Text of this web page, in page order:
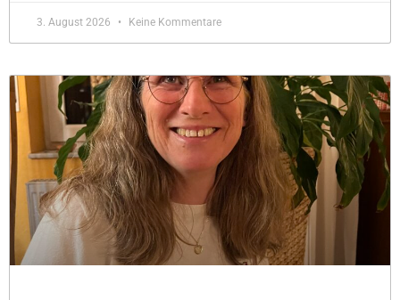
3. August 2026 Keine Kommentare